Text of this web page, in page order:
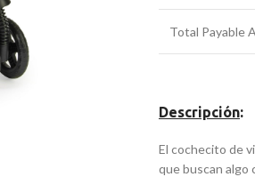
Total Payable
Descripción:
El cochecito de
que buscan algo